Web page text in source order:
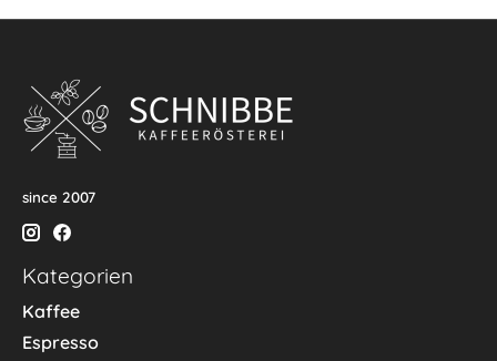
since 2007
Kategorien
Kaffee
Espresso